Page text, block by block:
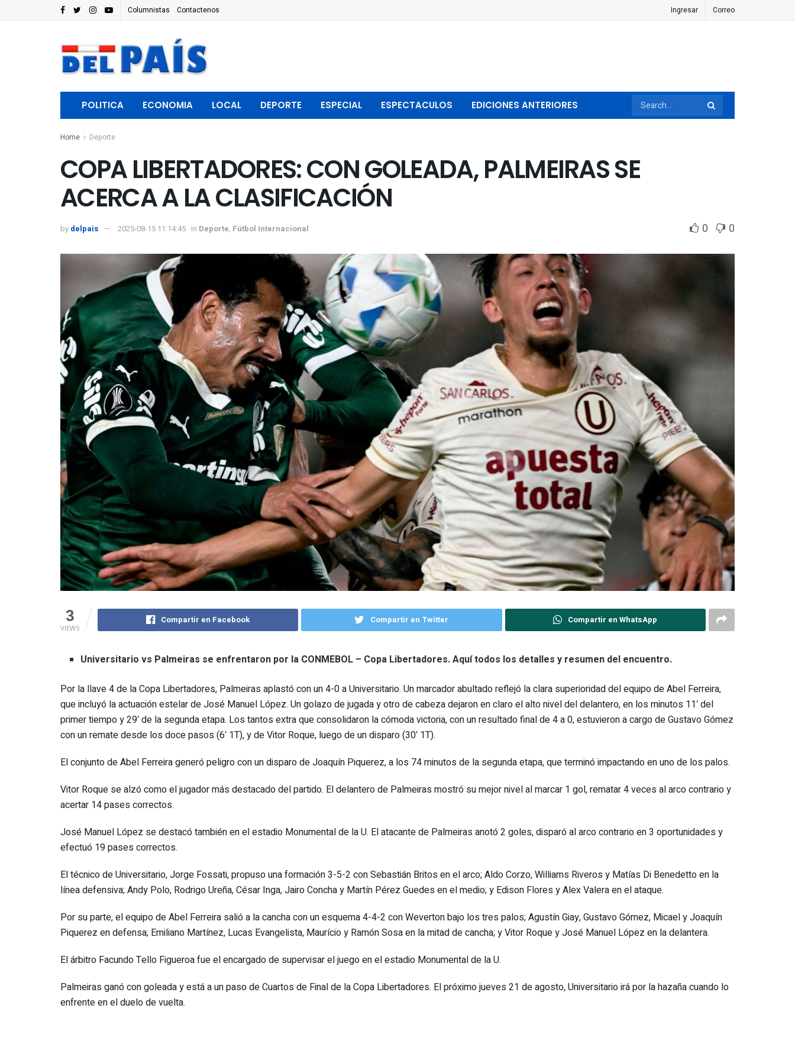
Columnistas Contactenos Ingresar Correo
POLITICA ECONOMIA LOCAL DEPORTE ESPECIAL ESPECTACULOS EDICIONES ANTERIORES
Home Deporte
COPA LIBERTADORES: CON GOLEADA, PALMEIRAS SE
ACERCA A LA CLASIFICACIÓN
by delpais 2025-08-15 11:14:45 in Deporte, Fútbol Internacional 0 0
3
VIEWS
Compartir en Facebook Compartir en Twitter Compartir en WhatsApp
Universitario vs Palmeiras se enfrentaron por la CONMEBOL – Copa Libertadores. Aquí todos los detalles y resumen del encuentro.
Por la llave 4 de la Copa Libertadores, Palmeiras aplastó con un 4-0 a Universitario. Un marcador abultado reflejó la clara superioridad del equipo de Abel Ferreira,
que incluyó la actuación estelar de José Manuel López. Un golazo de jugada y otro de cabeza dejaron en claro el alto nivel del delantero, en los minutos 11′ del
primer tiempo y 29′ de la segunda etapa. Los tantos extra que consolidaron la cómoda victoria, con un resultado final de 4 a 0, estuvieron a cargo de Gustavo Gómez
con un remate desde los doce pasos (6′ 1T), y de Vitor Roque, luego de un disparo (30′ 1T).
El conjunto de Abel Ferreira generó peligro con un disparo de Joaquín Piquerez, a los 74 minutos de la segunda etapa, que terminó impactando en uno de los palos.
Vitor Roque se alzó como el jugador más destacado del partido. El delantero de Palmeiras mostró su mejor nivel al marcar 1 gol, rematar 4 veces al arco contrario y
acertar 14 pases correctos.
José Manuel López se destacó también en el estadio Monumental de la U. El atacante de Palmeiras anotó 2 goles, disparó al arco contrario en 3 oportunidades y
efectuó 19 pases correctos.
El técnico de Universitario, Jorge Fossati, propuso una formación 3-5-2 con Sebastián Britos en el arco; Aldo Corzo, Williams Riveros y Matías Di Benedetto en la
línea defensiva; Andy Polo, Rodrigo Ureña, César Inga, Jairo Concha y Martín Pérez Guedes en el medio; y Edison Flores y Alex Valera en el ataque.
Por su parte, el equipo de Abel Ferreira salió a la cancha con un esquema 4-4-2 con Weverton bajo los tres palos; Agustín Giay, Gustavo Gómez, Micael y Joaquín
Piquerez en defensa; Emiliano Martínez, Lucas Evangelista, Maurício y Ramón Sosa en la mitad de cancha; y Vitor Roque y José Manuel López en la delantera.
El árbitro Facundo Tello Figueroa fue el encargado de supervisar el juego en el estadio Monumental de la U.
Palmeiras ganó con goleada y está a un paso de Cuartos de Final de la Copa Libertadores. El próximo jueves 21 de agosto, Universitario irá por la hazaña cuando lo
enfrente en el duelo de vuelta.